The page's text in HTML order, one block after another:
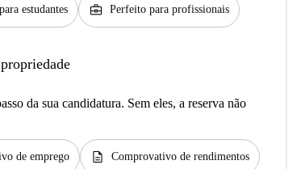
estudantes business_center Perfeito para profissionais
da sua candidatura. Sem eles, a reserva não
de emprego description Comprovativo de rendimentos